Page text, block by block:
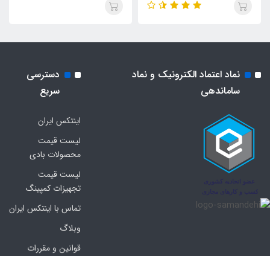
نماد اعتماد الکترونیک و نماد
ساماندهی
دسترسی
سریع
اینتکس ایران
لیست قیمت
محصولات بادی
لیست قیمت
تجهیزات کمپینگ
تماس با اینتکس ایران
وبلاگ
قوانین و مقررات